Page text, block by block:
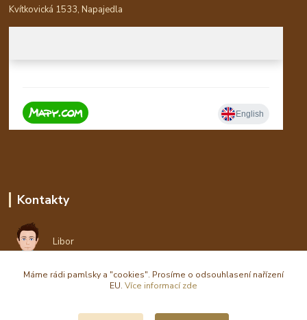
Kvítkovická 1533, Napajedla
Kontakty
Libor
eshop(zavináč)waldi.cz
Máme rádi pamlsky a "cookies". Prosíme o odsouhlasení nařízení
EU. Více informací zde